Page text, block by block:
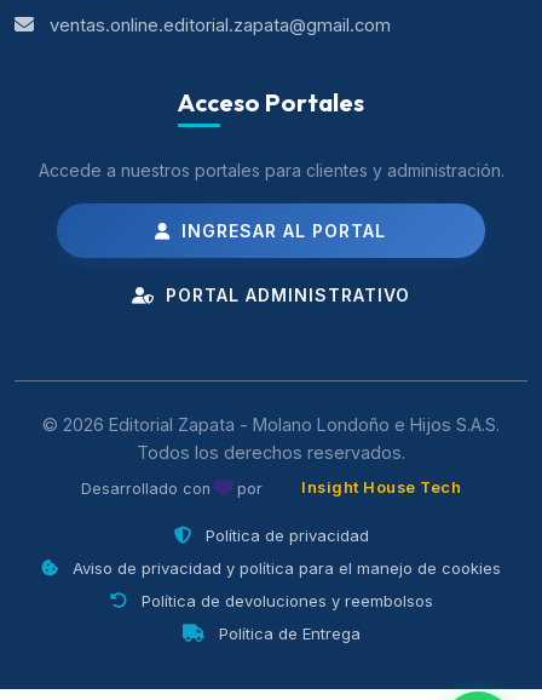
ventas.online.editorial.zapata@gmail.com
Acceso Portales
Accede a nuestros portales para clientes y administración.
INGRESAR AL PORTAL
PORTAL ADMINISTRATIVO
© 2026 Editorial Zapata - Molano Londoño e Hijos S.A.S.
Todos los derechos reservados.
Desarrollado con por Insight House Tech
Política de privacidad
Aviso de privacidad y política para el manejo de cookies
Política de devoluciones y reembolsos
Política de Entrega